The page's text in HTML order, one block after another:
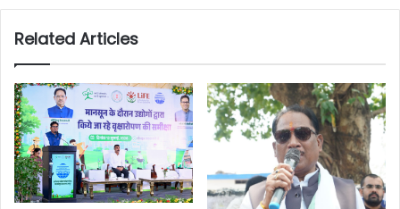
Related Articles